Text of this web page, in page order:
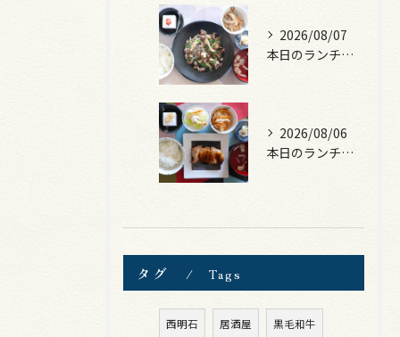
2026/08/07
本日のランチは、黒毛和牛のチャプチェ！
2026/08/06
本日のランチは、照焼きチキン！
タグ Tags
西明石 居酒屋 黒毛和牛